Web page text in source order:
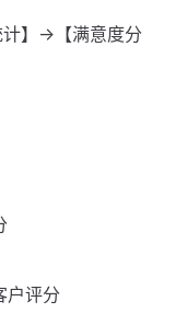
】->【满意度分
户评分